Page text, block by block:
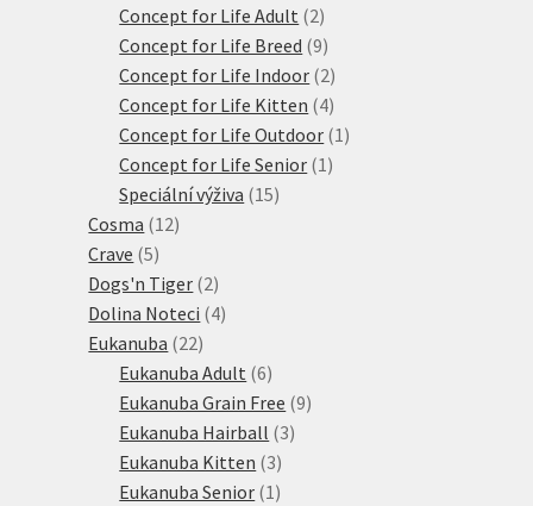
produktů
Concept for Life Adult 22
produkty
Concept for Life Breed 99
produktů
Concept for Life Indoor 22
produkty
Concept for Life Kitten 44
produkty
Concept for Life Outdoor 1 1
Concept for Life Senior 1 1
Speciální výživa 1515
Cosma 1212
Crave 55
produktů
Dogs'n Tiger 22
produkty
Dolina Noteci 44
Eukanuba 2222
produktů
Eukanuba Adult 66
produktů
Eukanuba Grain Free 99
Eukanuba Hairball 33
Eukanuba Kitten 33
produkty
Eukanuba Senior 1 1